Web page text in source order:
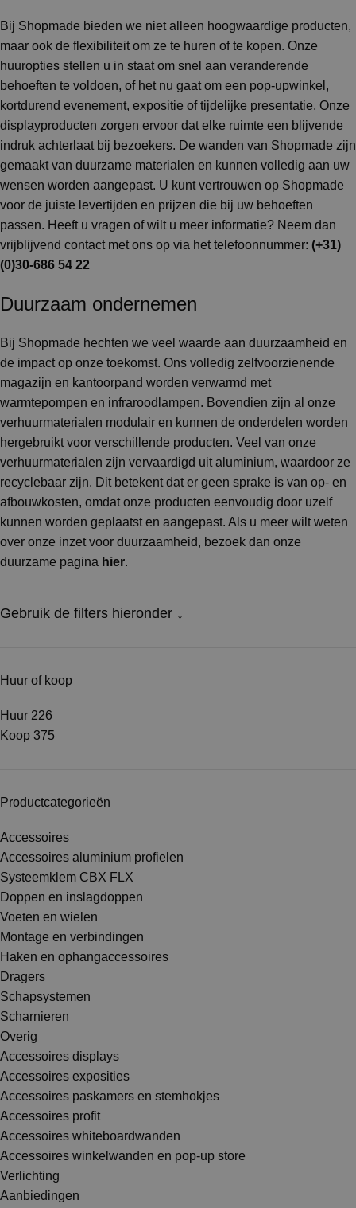
Gebruik de filters hieronder ↓
Huur of koop
Huur 226
Koop 375
Productcategorieën
Accessoires
Accessoires aluminium profielen
Systeemklem CBX FLX
Doppen en inslagdoppen
Voeten en wielen
Montage en verbindingen
Haken en ophangaccessoires
Dragers
Schapsystemen
Scharnieren
Overig
Accessoires displays
Accessoires exposities
Accessoires paskamers en stemhokjes
Accessoires profit
Accessoires whiteboardwanden
Accessoires winkelwanden en pop-up store
Verlichting
Aanbiedingen
Bij Shopmade bieden we niet alleen hoogwaardige producten,
maar ook de flexibiliteit om ze te huren of te kopen. Onze
huuropties stellen u in staat om snel aan veranderende
behoeften te voldoen, of het nu gaat om een pop-upwinkel,
kortdurend evenement, expositie of tijdelijke presentatie. Onze
displayproducten zorgen ervoor dat elke ruimte een blijvende
indruk achterlaat bij bezoekers. De wanden van Shopmade zijn
gemaakt van duurzame materialen en kunnen volledig aan uw
wensen worden aangepast. U kunt vertrouwen op Shopmade
voor de juiste levertijden en prijzen die bij uw behoeften
passen. Heeft u vragen of wilt u meer informatie? Neem dan
vrijblijvend contact met ons op via het telefoonnummer: (+31)
(0)30-686 54 22
Duurzaam ondernemen
Bij Shopmade hechten we veel waarde aan duurzaamheid en
de impact op onze toekomst. Ons volledig zelfvoorzienende
magazijn en kantoorpand worden verwarmd met
warmtepompen en infraroodlampen. Bovendien zijn al onze
verhuurmaterialen modulair en kunnen de onderdelen worden
hergebruikt voor verschillende producten. Veel van onze
verhuurmaterialen zijn vervaardigd uit aluminium, waardoor ze
recyclebaar zijn. Dit betekent dat er geen sprake is van op- en
afbouwkosten, omdat onze producten eenvoudig door uzelf
kunnen worden geplaatst en aangepast. Als u meer wilt weten
over onze inzet voor duurzaamheid, bezoek dan onze
duurzame pagina hier.